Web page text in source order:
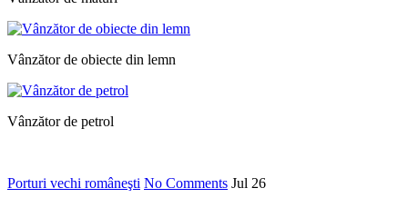
Vânzător de obiecte din lemn
Vânzător de petrol
Porturi vechi româneşti No Comments Jul 26